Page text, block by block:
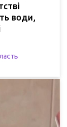
води,